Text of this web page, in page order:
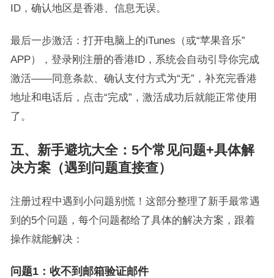
ID，确认地区是香港、信息无误。
最后一步激活：打开电脑上的iTunes（或“苹果音乐”
APP），登录刚注册的香港ID，系统会自动引导你完成
激活——同意条款、确认支付方式为“无”，补充完香港
地址和电话后，点击“完成”，激活成功后就能正常使用
了。
五、新手避坑大全：5个常见问题+具体解
决方案（遇到问题直接查）
注册过程中遇到小问题别慌！这部分整理了新手最常遇
到的5个问题，每个问题都给了具体的解决方案，跟着
操作就能解决：
问题1：收不到邮箱验证邮件